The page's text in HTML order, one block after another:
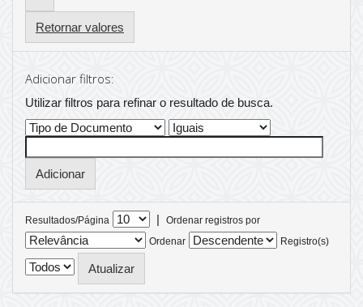
Retornar valores
Adicionar filtros:
Utilizar filtros para refinar o resultado de busca.
Resultados/Página |
Ordenar registros por
Ordenar
Registro(s)